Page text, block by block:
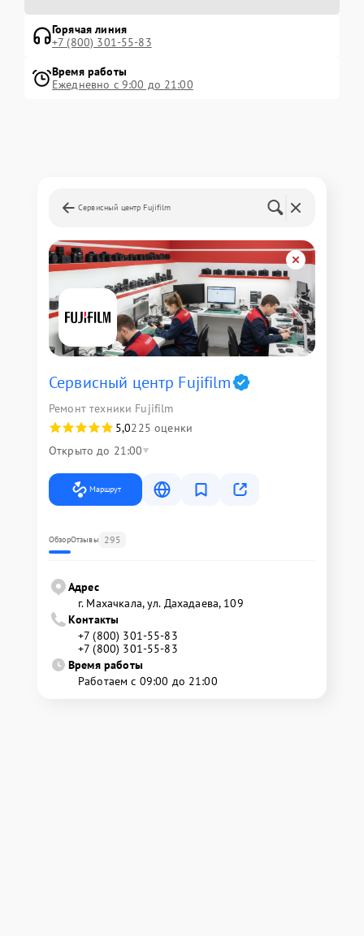
Горячая линия
+7 (800) 301-55-83
Время работы
Ежедневно с 9:00 до 21:00
Сервисный центр Fujifilm
Сервисный центр Fujifilm
Ремонт техники Fujifilm
5,0225 оценки
Открыто до 21:00
Маршрут
ОбзорОтзывы 295
Адрес
г. Махачкала, ул. Дахадаева, 109
Контакты
+7 (800) 301-55-83
+7 (800) 301-55-83
Время работы
Работаем с 09:00 до 21:00